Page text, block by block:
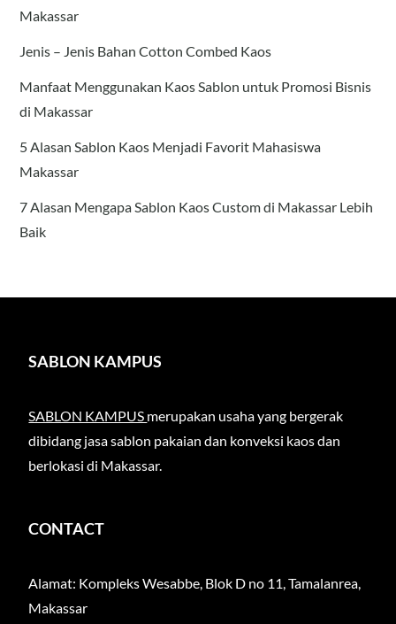
Makassar
Jenis – Jenis Bahan Cotton Combed Kaos
Manfaat Menggunakan Kaos Sablon untuk Promosi Bisnis
di Makassar
5 Alasan Sablon Kaos Menjadi Favorit Mahasiswa
Makassar
7 Alasan Mengapa Sablon Kaos Custom di Makassar Lebih
Baik
SABLON KAMPUS
SABLON KAMPUS merupakan usaha yang bergerak
dibidang jasa sablon pakaian dan konveksi kaos dan
berlokasi di Makassar.
CONTACT
Alamat: Kompleks Wesabbe, Blok D no 11, Tamalanrea,
Makassar